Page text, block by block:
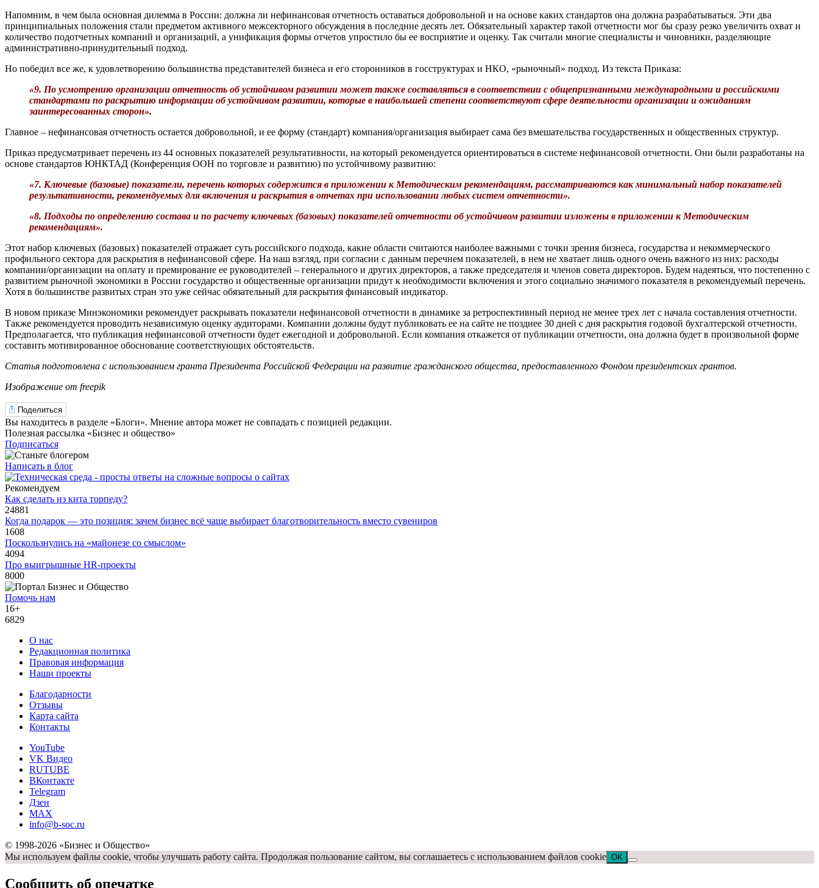
Напомним, в чем была основная дилемма в России: должна ли нефинансовая отчетность оставаться добровольной и на основе каких стандартов она должна разрабатываться. Эти два
принципиальных положения стали предметом активного межсекторного обсуждения в последние десять лет. Обязательный характер такой отчетности мог бы сразу резко увеличить охват и
количество подотчетных компаний и организаций, а унификация формы отчетов упростило бы ее восприятие и оценку. Так считали многие специалисты и чиновники, разделяющие
административно-принудительный подход.
Но победил все же, к удовлетворению большинства представителей бизнеса и его сторонников в госструктурах и НКО, «рыночный» подход. Из текста Приказа:
«9. По усмотрению организации отчетность об устойчивом развитии может также составляться в соответствии с общепризнанными международными и российскими
стандартами по раскрытию информации об устойчивом развитии, которые в наибольшей степени соответствуют сфере деятельности организации и ожиданиям
заинтересованных сторон».
Главное – нефинансовая отчетность остается добровольной, и ее форму (стандарт) компания/организация выбирает сама без вмешательства государственных и общественных структур.
Приказ предусматривает перечень из 44 основных показателей результативности, на который рекомендуется ориентироваться в системе нефинансовой отчетности. Они были разработаны на
основе стандартов ЮНКТАД (Конференция ООН по торговле и развитию) по устойчивому развитию:
«7. Ключевые (базовые) показатели, перечень которых содержится в приложении к Методическим рекомендациям, рассматриваются как минимальный набор показателей
результативности, рекомендуемых для включения и раскрытия в отчетах при использовании любых систем отчетности».
«8. Подходы по определению состава и по расчету ключевых (базовых) показателей отчетности об устойчивом развитии изложены в приложении к Методическим
рекомендациям».
Этот набор ключевых (базовых) показателей отражает суть российского подхода, какие области считаются наиболее важными с точки зрения бизнеса, государства и некоммерческого
профильного сектора для раскрытия в нефинансовой сфере. На наш взгляд, при согласии с данным перечнем показателей, в нем не хватает лишь одного очень важного из них: расходы
компании/организации на оплату и премирование ее руководителей – генерального и других директоров, а также председателя и членов совета директоров. Будем надеяться, что постепенно с
развитием рыночной экономики в России государство и общественные организации придут к необходимости включения и этого социально значимого показателя в рекомендуемый перечень.
Хотя в большинстве развитых стран это уже сейчас обязательный для раскрытия финансовый индикатор.
В новом приказе Минэкономики рекомендует раскрывать показатели нефинансовой отчетности в динамике за ретроспективный период не менее трех лет с начала составления отчетности.
Также рекомендуется проводить независимую оценку аудиторами. Компании должны будут публиковать ее на сайте не позднее 30 дней с дня раскрытия годовой бухгалтерской отчетности.
Предполагается, что публикация нефинансовой отчетности будет ежегодной и добровольной. Если компания откажется от публикации отчетности, она должна будет в произвольной форме
составить мотивированное обоснование соответствующих обстоятельств.
Статья подготовлена с использованием гранта Президента Российской Федерации на развитие гражданского общества, предоставленного Фондом президентских грантов.
Изображение от freepik
Поделиться
Вы находитесь в разделе «Блоги». Мнение автора может не совпадать с позицией редакции.
Полезная рассылка «Бизнес и общество»
Подписаться
Написать в блог
Рекомендуем
Как сделать из кита торпеду?
24881
Когда подарок — это позиция: зачем бизнес всё чаще выбирает благотворительность вместо сувениров
1608
Поскользнулись на «майонезе со смыслом»
4094
Про выигрышные HR-проекты
8000
Помочь нам
16+
6829
О нас
Редакционная политика
Правовая информация
Наши проекты
Благодарности
Отзывы
Карта сайта
Контакты
YouTube
VK Видео
RUTUBE
ВКонтакте
Telegram
Дзен
MAX
info@b-soc.ru
© 1998-2026 «Бизнес и Общество»
Мы используем файлы cookie, чтобы улучшать работу сайта. Продолжая пользование сайтом, вы соглашаетесь с использованием файлов cookie OK
Сообщить об опечатке